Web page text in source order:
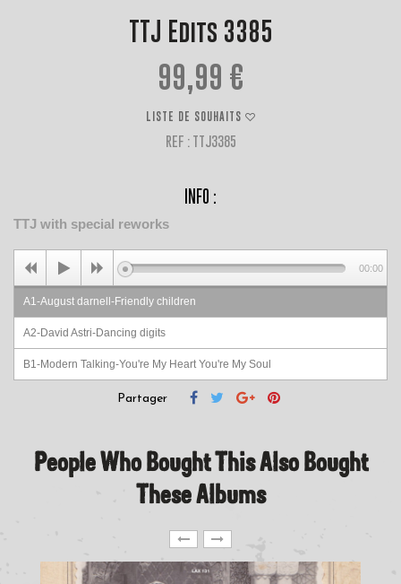
TTJ Edits 3385
99,99 €
LISTE DE SOUHAITS
REF : TTJ3385
INFO :
TTJ with special reworks
A1-August darnell-Friendly children
A2-David Astri-Dancing digits
B1-Modern Talking-You're My Heart You're My Soul
B2-Cherrelle-Dub On You
00:00
Partager
People Who Bought This Also Bought
These Albums